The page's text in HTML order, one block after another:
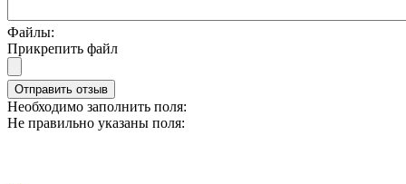
Файлы:
Прикрепить файл
Отправить отзыв
Необходимо заполнить поля:
Не правильно указаны поля: